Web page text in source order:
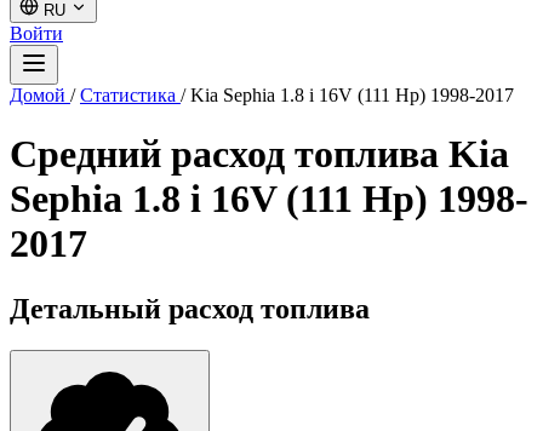
RU
Войти
Домой / Статистика / Kia Sephia 1.8 i 16V (111 Hp) 1998-2017
Средний расход топлива Kia
Sephia 1.8 i 16V (111 Hp) 1998-
2017
Детальный расход топлива